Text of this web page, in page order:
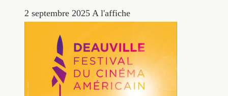
2 septembre 2025 A l'affiche